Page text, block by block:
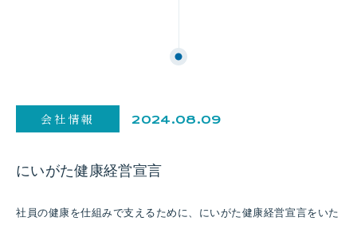
会社情報 2024.08.09
にいがた健康経営宣言
社員の健康を仕組みで支えるために、にいがた健康経営宣言をいた